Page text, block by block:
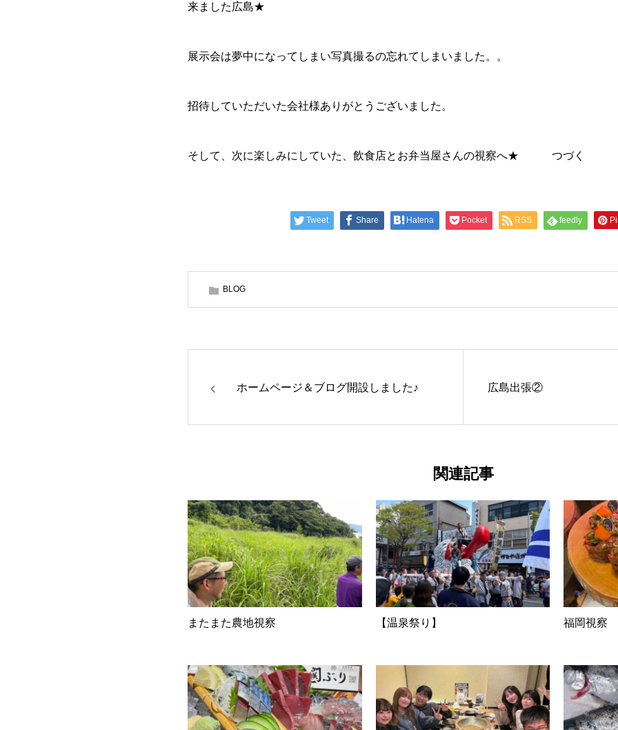
来ました広島★
展示会は夢中になってしまい写真撮るの忘れてしまいました。。
招待していただいた会社様ありがとうございました。
そして、次に楽しみにしていた、飲食店とお弁当屋さんの視察へ★ つづく
Tweet Share Hatena Pocket RSS feedly
BLOG
ホームページ＆ブログ開設しました♪ 広島出張②
関連記事
またまた農地視察 【温泉祭り】 福岡視察